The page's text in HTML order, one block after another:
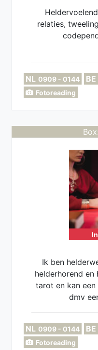
relaties,
NL 0909 - 0144 BE
Fotoreading
Ik ben
helderhorend en
tarot en kan
dmv
NL 0909 - 0144 BE
Fotoreading